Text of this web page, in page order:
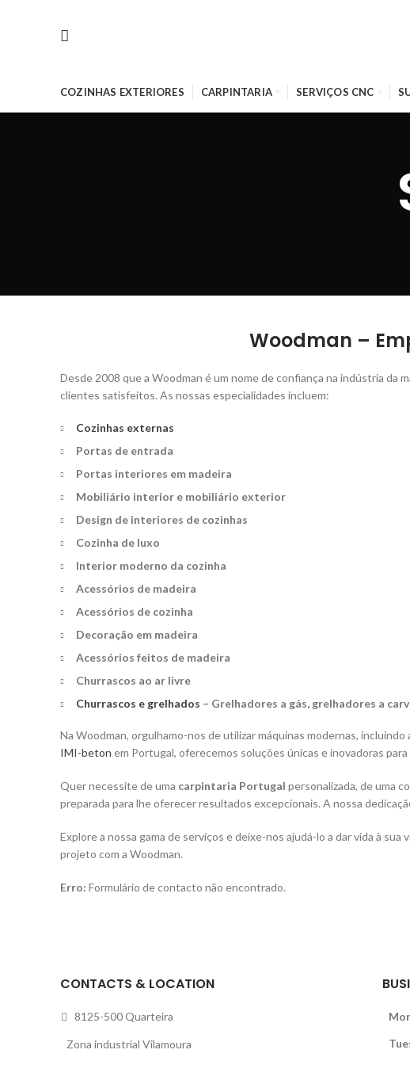
COZINHAS EXTERIORES CARPINTARIA SERVIÇOS CNC
Woodman –
Desde 2008 que a Woodman é um nome de confiança na indústria da
clientes satisfeitos. As nossas especialidades incluem:
Cozinhas externas
Portas de entrada
Portas interiores em madeira
Mobiliário interior e mobiliário exterior
Design de interiores de cozinhas
Cozinha de luxo
Interior moderno da cozinha
Acessórios de madeira
Acessórios de cozinha
Decoração em madeira
Acessórios feitos de madeira
Churrascos ao ar livre
Churrascos e grelhados – Grelhadores a gás, grelhadores a
Na Woodman, orgulhamo-nos de utilizar máquinas modernas,
IMI-beton em Portugal, oferecemos soluções únicas e inovadoras
Quer necessite de uma carpintaria Portugal personalizada, de uma
preparada para lhe oferecer resultados excepcionais. A nossa
Explore a nossa gama de serviços e deixe-nos ajudá-lo a dar vida à sua
projeto com a Woodman.
Erro: Formulário de contacto não encontrado.
CONTACTS & LOCATION
8125-500 Quarteira
Zona industrial Vilamoura